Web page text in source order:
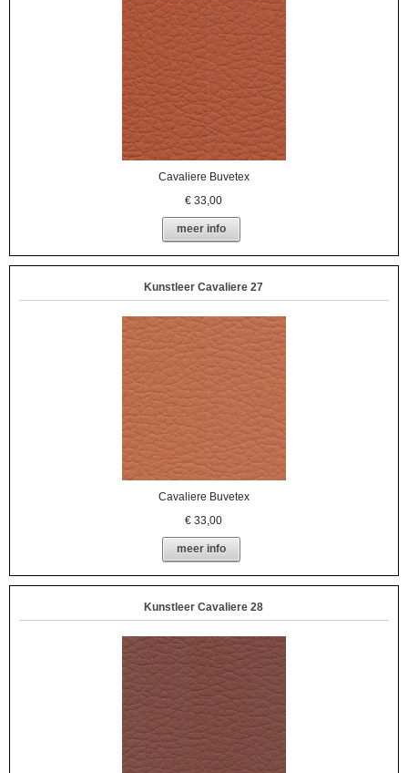
Cavaliere Buvetex
€33,00
meer info
Kunstleer Cavaliere 27
Cavaliere Buvetex
€33,00
meer info
Kunstleer Cavaliere 28